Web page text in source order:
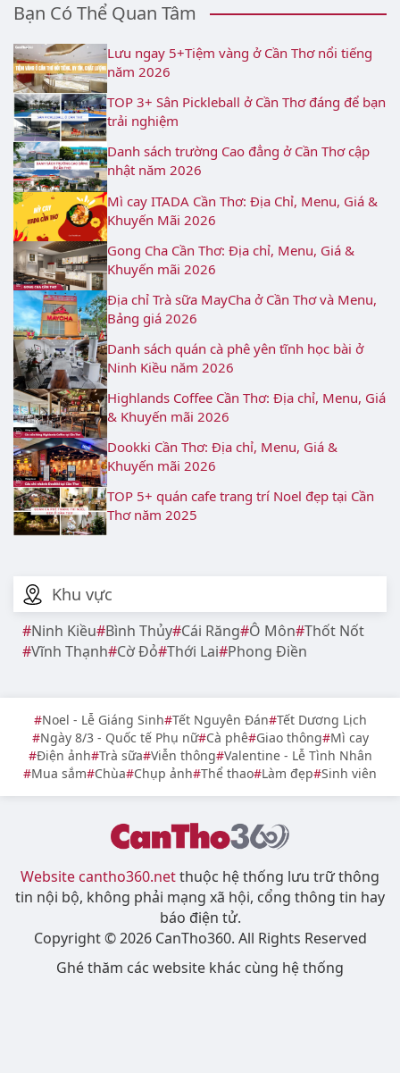
Khu vực
Ninh Kiều Bình Thủy Cái Răng Ô Môn Thốt Nốt
Vĩnh Thạnh Cờ Đỏ Thới Lai Phong Điền
Bạn Có Thể Quan Tâm
Lưu ngay 5+Tiệm vàng ở Cần Thơ nổi tiếng
năm 2026
TOP 3+ Sân Pickleball ở Cần Thơ đáng để bạn
trải nghiệm
Danh sách trường Cao đẳng ở Cần Thơ cập
nhật năm 2026
Mì cay ITADA Cần Thơ: Địa Chỉ, Menu, Giá &
Khuyến Mãi 2026
Gong Cha Cần Thơ: Địa chỉ, Menu, Giá &
Khuyến mãi 2026
Địa chỉ Trà sữa MayCha ở Cần Thơ và Menu,
Bảng giá 2026
Danh sách quán cà phê yên tĩnh học bài ở
Ninh Kiều năm 2026
Highlands Coffee Cần Thơ: Địa chỉ, Menu, Giá
& Khuyến mãi 2026
Dookki Cần Thơ: Địa chỉ, Menu, Giá &
Khuyến mãi 2026
TOP 5+ quán cafe trang trí Noel đẹp tại Cần
Thơ năm 2025
Noel - Lễ Giáng Sinh Tết Nguyên Đán Tết Dương Lịch
Ngày 8/3 - Quốc tế Phụ nữ Cà phê Giao thông Mì cay
Điện ảnh Trà sữa Viễn thông Valentine - Lễ Tình Nhân
Mua sắm Chùa Chụp ảnh Thể thao Làm đẹp Sinh viên
Website cantho360.netthuộc hệ thống lưu trữ thông
tin nội bộ, không phải mạng xã hội, cổng thông tin hay
báo điện tử.
Copyright © 2026 CanTho360. All Rights Reserved
Ghé thăm các website khác cùng hệ thống